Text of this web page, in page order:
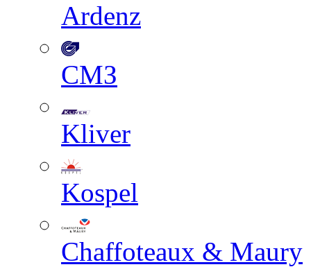
Ardenz
СМЗ
Kliver
Kospel
Chaffoteaux & Maury